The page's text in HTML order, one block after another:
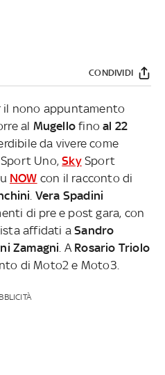
CONDIVIDI
nono appuntamento
al Mugello fino al 22
da vivere come
Uno,SkySport
NOW con il racconto di
Vera Spadini
di pre e post gara, con
affidati aSandro
Zamagni . A Rosario Triolo
di Moto2 e Moto3.